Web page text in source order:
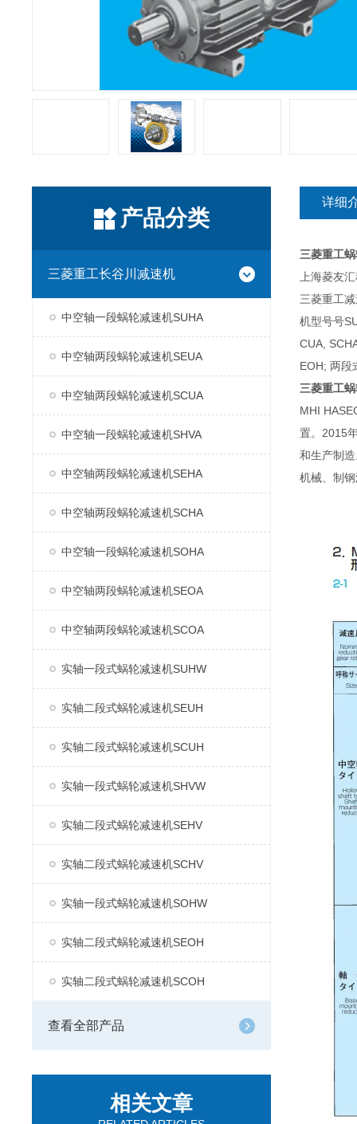
产品分类
三菱重工长谷川减速机
中空轴一段蜗轮减速机SUHA
中空轴两段蜗轮减速机SEUA
中空轴两段蜗轮减速机SCUA
中空轴一段蜗轮减速机SHVA
中空轴两段蜗轮减速机SEHA
中空轴两段蜗轮减速机SCHA
中空轴一段蜗轮减速机SOHA
中空轴两段蜗轮减速机SEOA
中空轴两段蜗轮减速机SCOA
实轴一段式蜗轮减速机SUHW
实轴二段式蜗轮减速机SEUH
实轴二段式蜗轮减速机SCUH
实轴一段式蜗轮减速机SHVW
实轴二段式蜗轮减速机SEHV
实轴二段式蜗轮减速机SCHV
实轴一段式蜗轮减速机SOHW
实轴二段式蜗轮减速机SEOH
实轴二段式蜗轮减速机SCOH
查看全部产品
相关文章
详细
三菱重工
上海菱友
三菱重工
机型号号
CUA,
EOH; 两段
三菱重工
MHI
置。2015
和生产制
机械、制